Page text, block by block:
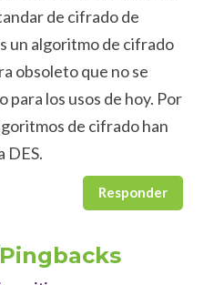
de cifrado de
un algoritmo de cifrado
obsoleto que no se
para los usos de hoy. Por
de cifrado han
DES.
Responder